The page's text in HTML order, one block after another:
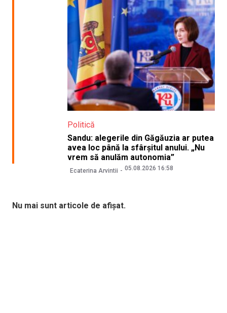
Politică
Sandu: alegerile din Găgăuzia ar putea
avea loc până la sfârșitul anului. „Nu
vrem să anulăm autonomia”
Ecaterina Arvintii 05.08.2026 16:58
Nu mai sunt articole de afișat.